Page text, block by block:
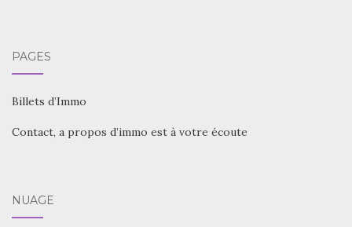
PAGES
Billets d’Immo
Contact, a propos d’immo est à votre écoute
NUAGE